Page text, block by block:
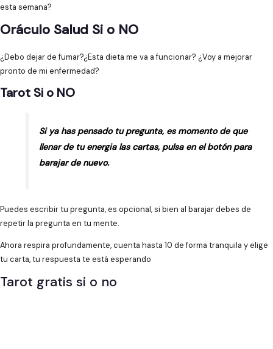
esta semana?
Oráculo Salud Si o NO
¿Debo dejar de fumar?¿Esta dieta me va a funcionar? ¿Voy a mejorar
pronto de mi enfermedad?
Tarot Si o NO
Si ya has pensado tu pregunta, es momento de que
llenar de tu energia las cartas, pulsa en el botón para
barajar de nuevo.
Puedes escribir tu pregunta, es opcional, si bien al barajar debes de
repetir la pregunta en tu mente.
Ahora respira profundamente, cuenta hasta 10 de forma tranquila y elige
tu carta, tu respuesta te está esperando
Tarot gratis si o no